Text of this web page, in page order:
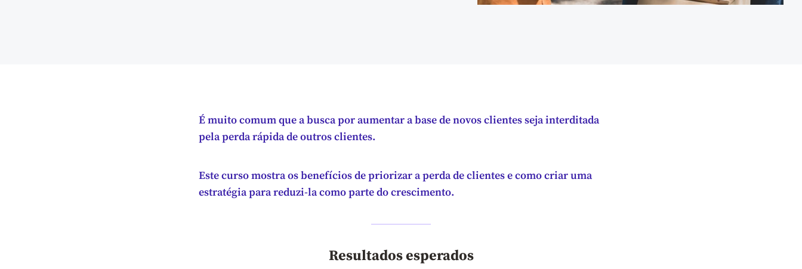
É muito comum que a busca por aumentar a base de novos clientes seja interditada
pela perda rápida de outros clientes.
Este curso mostra os benefícios de priorizar a perda de clientes e como criar uma
estratégia para reduzi-la como parte do crescimento.
Resultados esperados